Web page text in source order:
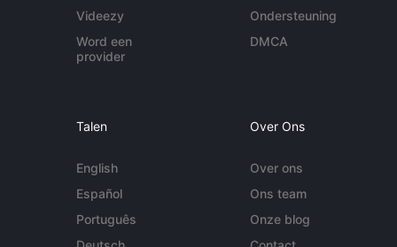
Videezy
Word een
provider
Ondersteuning
DMCA
Talen
English
Español
Português
Over Ons
Over ons
Ons team
Onze blog